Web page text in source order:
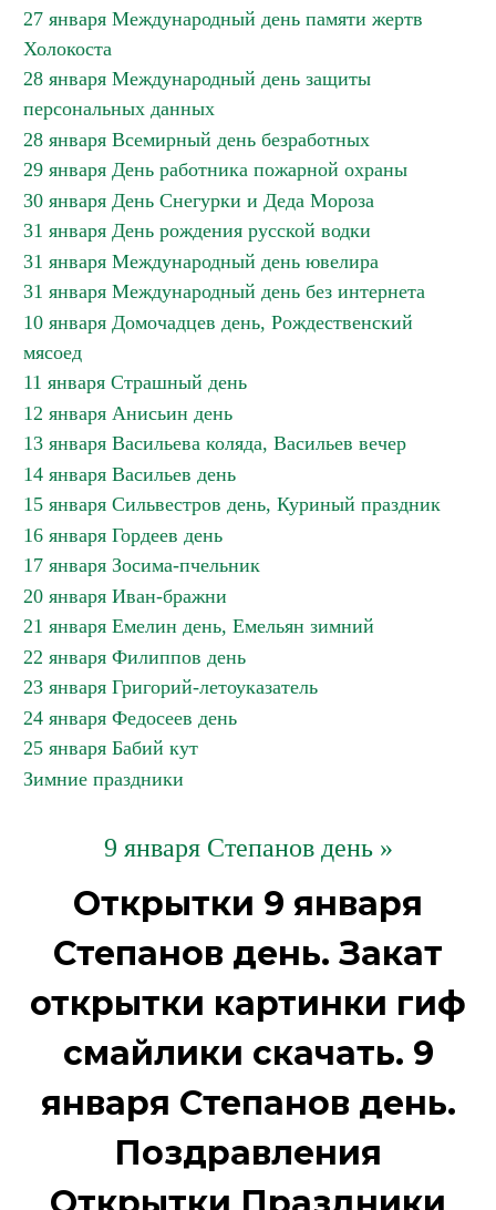
27 января Международный день памяти жертв
Холокоста
28 января Международный день защиты
персональных данных
28 января Всемирный день безработных
29 января День работника пожарной охраны
30 января День Снегурки и Деда Мороза
31 января День рождения русской водки
31 января Международный день ювелира
31 января Международный день без интернета
10 января Домочадцев день, Рождественский
мясоед
11 января Страшный день
12 января Анисьин день
13 января Васильева коляда, Васильев вечер
14 января Васильев день
15 января Сильвестров день, Куриный праздник
16 января Гордеев день
17 января Зосима-пчельник
20 января Иван-бражни
21 января Емелин день, Емельян зимний
22 января Филиппов день
23 января Григорий-летоуказатель
24 января Федосеев день
25 января Бабий кут
Зимние праздники
9 января Степанов день »
Открытки 9 января
Степанов день. Закат
открытки картинки гиф
смайлики скачать. 9
января Степанов день.
Поздравления